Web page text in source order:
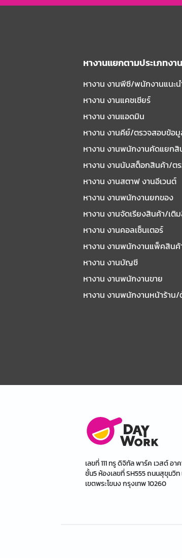
หางานแยกตามประเภทงาน
หางาน งานพีซี/พนักงานแนะ
หางาน งานแคชเชียร์
หางาน งานแอดมิน
หางาน งานคีย์/ตรวจสอบข้อ
หางาน งานพนักงานคัดแยกสิ
หางาน งานนับสต็อกสินค้า/ต
หางาน งานสตาฟ งานอีเวนต์
หางาน งานพนักงานยกของ
หางาน งานจัดเรียงสินค้า/เติ
หางาน งานคอลเซ็นเตอร์
หางาน งานพนักงานแพ็คสินค้
หางาน งานบัญชี
หางาน งานพนักงานขาย
หางาน งานพนักงานหน้าร้าน
เลขที่ 111 ทรู ดิจิทัล พาร์ค เวสต์ อ
ชั้น5 ห้องเลขที่ SH555 ถนนสุขุมวิ
เขตพระโขนง กรุงเทพ 10260